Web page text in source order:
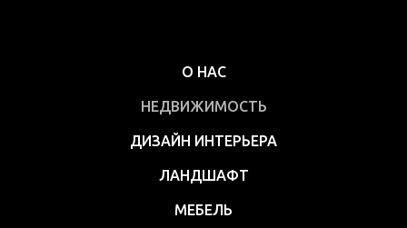
О НАС
НЕДВИЖИМОСТЬ
ДИЗАЙН ИНТЕРЬЕРА
ЛАНДШАФТ
МЕБЕЛЬ